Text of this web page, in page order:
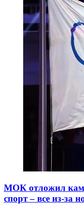
МОК отложил
спорт – все из-за